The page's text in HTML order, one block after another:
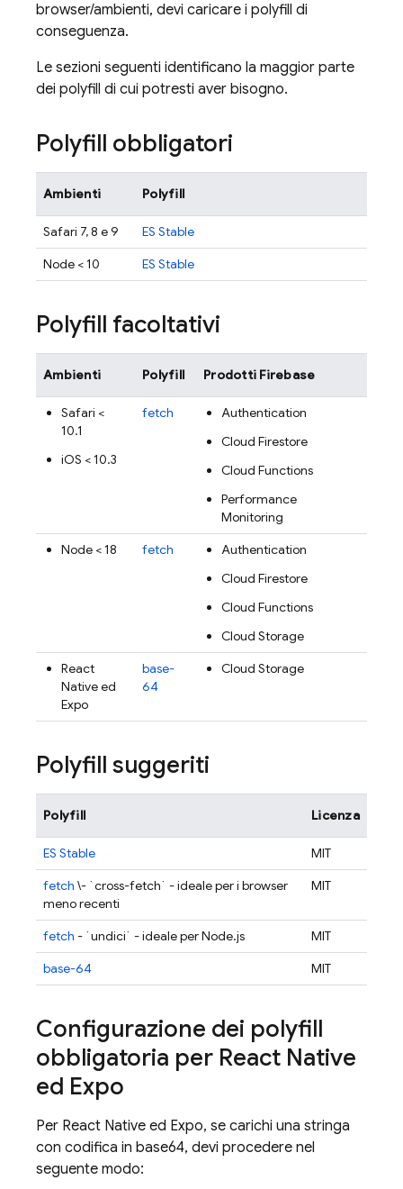
browser/ambienti, devi caricare i polyfill di
conseguenza.
Le sezioni seguenti identificano la maggior parte
dei polyfill di cui potresti aver bisogno.
Polyfill obbligatori
Ambienti Polyfill
Safari 7, 8 e 9
ES Stable
Node < 10
ES Stable
Polyfill facoltativi
Ambienti Polyfill Prodotti Firebase
Safari <
10.1
iOS < 10.3
fetch
Authentication
Cloud Firestore
Cloud Functions
Performance
Monitoring
Node < 18
fetch
Authentication
Cloud Firestore
Cloud Functions
Cloud Storage
React
Native ed
Expo
base-
64
Cloud Storage
Polyfill suggeriti
Polyfill Licenza
ES Stable
MIT
fetch \- `cross-fetch` - ideale per i browser
meno recenti
MIT
fetch - `undici` - ideale per Node.js
MIT
base-64
MIT
Configurazione dei polyfill
obbligatoria per React Native
ed Expo
Per React Native ed Expo, se carichi una stringa
con codifica in base64, devi procedere nel
seguente modo: